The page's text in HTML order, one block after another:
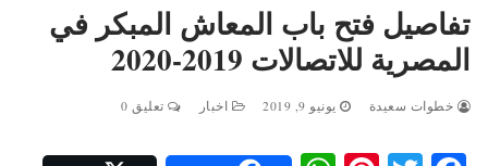
تفاصيل فتح باب المعاش المبكر في
المصرية للاتصالات 2019-2020
خطوات سعيدة يونيو 9, 2019 اخبار تعليق 0